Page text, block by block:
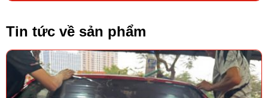
Tin tức về sản phẩm